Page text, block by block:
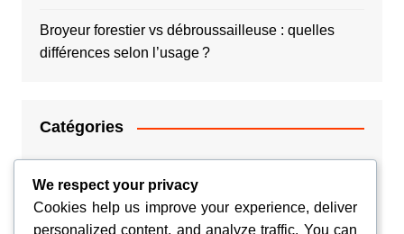
Broyeur forestier vs débroussailleuse : quelles
différences selon l’usage ?
Catégories
Couple
We respect your privacy
Cookies help us improve your experience, deliver
personalized content, and analyze traffic. You can